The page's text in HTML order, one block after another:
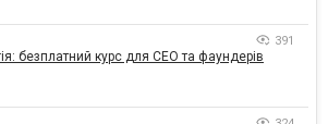
391
безплатний курс для CEO та фаундерів